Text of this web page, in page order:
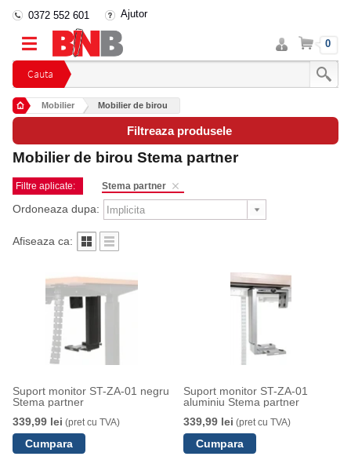
Cauta
0372 552 601 Ajutor
Intra
in
cont
Cos 0
Mobilier Mobilier de birou
Filtreaza produsele
Mobilier de birou Stema partner
Filtre aplicate: Stema partner
Ordoneaza dupa:
Afiseaza ca:
Suport monitor ST-ZA-01 negru
Stema partner
339,99 lei (pret cu TVA)
Suport monitor ST-ZA-01
aluminiu Stema partner
339,99 lei (pret cu TVA)